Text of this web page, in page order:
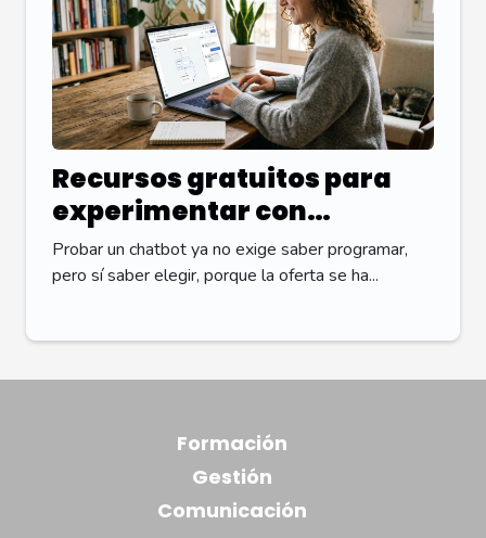
Recursos gratuitos para
experimentar con
chatbots sin saber
programar
Probar un chatbot ya no exige saber programar,
pero sí saber elegir, porque la oferta se ha...
Formación
Gestión
Comunicación